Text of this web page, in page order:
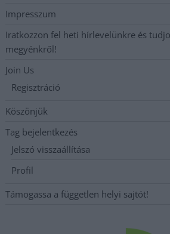
Impresszum
Iratkozzon fel heti hírlevelünkre és
megyénkről!
Join Us
Regisztráció
Köszönjük
Tag bejelentkezés
Jelszó visszaállítása
Profil
Támogassa a független helyi sajtót!